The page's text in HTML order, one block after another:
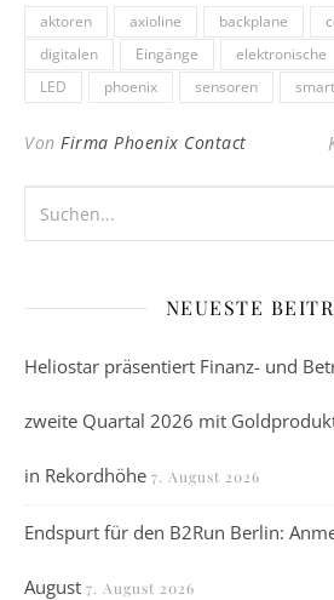
aktoren axioline backplane
digitalen
Eingänge elektronische
LED
phoenix sensoren smart
Von Firma Phoenix Contact
NEUESTE
Heliostar präsentiert Finanz- und
zweite Quartal 2026 mit
in Rekordhöhe 7. August 2026
Endspurt für den B2Run Berlin:
August 7. August 2026